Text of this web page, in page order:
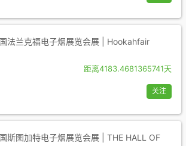
法兰克福电子烟展览会展 | Hookahfair
距离4183.4681365741天
关注
斯图加特电子烟展览会展 | THE HALL OF